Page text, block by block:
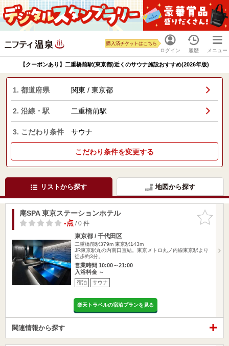
ログイン
購入済チケットはこちら
履歴 メニュー
【クーポンあり】二重橋前駅(東京都)近くのサウナ施設おすすめ(2026年版)
1. 都道府県 関東 / 東京都
2. 沿線・駅 二重橋前駅
3. こだわり条件 サウナ
こだわり条件を変更する
リストから探す 地図から探す
お気に入
りに追加
庵SPA 東京ステーションホテル
-点/ 0 件
東京都 / 千代田区
二重橋前駅379m 東京駅143m
JR東京駅丸の内南口直結。東京メトロ丸ノ内線東京駅より
徒歩約3分。
営業時間 10:00～21:00
入浴料金 ～
宿泊 サウナ
楽天トラベルの宿泊プランを見る
関連情報から探す